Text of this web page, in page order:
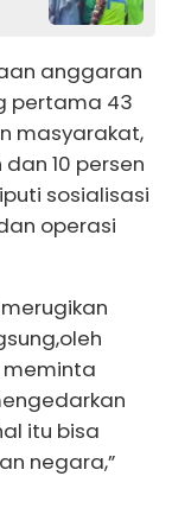
anggaran
pertama 43
masyarakat,
10 persen
sosialisasi
operasi
meminta
itu bisa
negara,”